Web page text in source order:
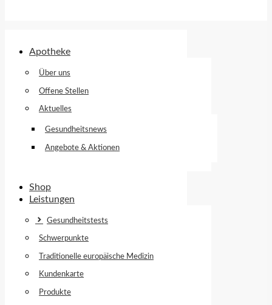
Apotheke
Über uns
Offene Stellen
Aktuelles
Gesundheitsnews
Angebote & Aktionen
Shop
Leistungen
Gesundheitstests
Schwerpunkte
Traditionelle europäische Medizin
Kundenkarte
Produkte